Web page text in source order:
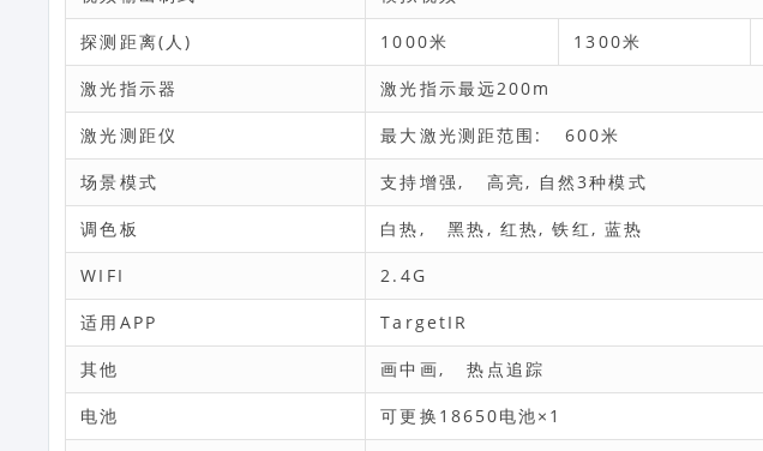
探测距离(人) 1000米 1300米
激光指示器 激光指示最远200m
激光测距仪 最大激光测距范围: 600米
场景模式 支持增强, 高亮, 自然3种模式
调色板 白热, 黑热, 红热, 铁红, 蓝热
WIFI 2.4G
适用APP TargetIR
其他 画中画, 热点追踪
电池 可更换18650电池×1